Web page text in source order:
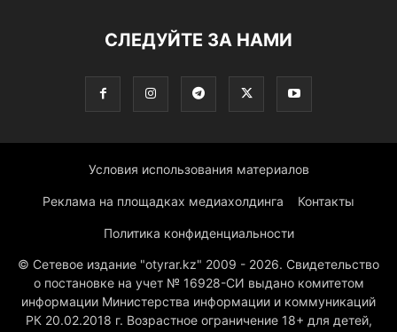
СЛЕДУЙТЕ ЗА НАМИ
Условия использования материалов
Реклама на площадках медиахолдинга Контакты
Политика конфиденциальности
© Сетевое издание "otyrar.kz" 2009 - 2026. Свидетельство
о постановке на учет № 16928-СИ выдано комитетом
информации Министерства информации и коммуникаций
РК 20.02.2018 г. Возрастное ограничение 18+ для детей,